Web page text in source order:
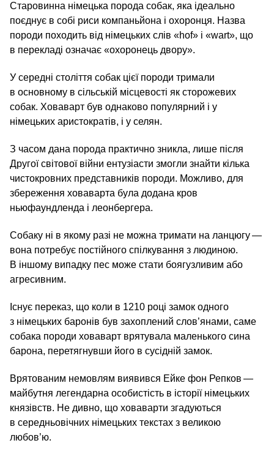
Старовинна німецька порода собак, яка ідеально
поєднує в собі риси компаньйона і охоронця. Назва
породи походить від німецьких слів «hof» і «wart», що
в перекладі означає «охоронець двору».
У середні століття собак цієї породи тримали
в основному в сільській місцевості як сторожевих
собак. Ховаварт був однаково популярний і у
німецьких аристократів, і у селян.
З часом дана порода практично зникла, лише після
Другої світової війни ентузіасти змогли знайти кілька
чистокровних представників породи. Можливо, для
збереження ховаварта була додана кров
ньюфаундленда і леонбергера.
Собаку ні в якому разі не можна тримати на ланцюгу —
вона потребує постійного спілкування з людиною.
В іншому випадку пес може стати боягузливим або
агресивним.
Існує переказ, що коли в 1210 році замок одного
з німецьких баронів був захоплений слов’янами, саме
собака породи ховаварт врятувала маленького сина
барона, перетягнувши його в сусідній замок.
Врятованим немовлям виявився Ейке фон Репков —
майбутня легендарна особистість в історії німецьких
князівств. Не дивно, що ховаварти згадуються
в середньовічних німецьких текстах з великою
любов’ю.